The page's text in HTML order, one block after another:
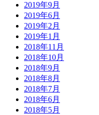
2019年9月
2019年6月
2019年2月
2019年1月
2018年11月
2018年10月
2018年9月
2018年8月
2018年7月
2018年6月
2018年5月